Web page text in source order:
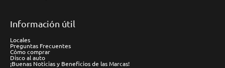
Información útil
Locales
Preguntas Frecuentes
Cómo comprar
Disco al auto
¡Buenas Noticias y Beneficios de las Marcas!